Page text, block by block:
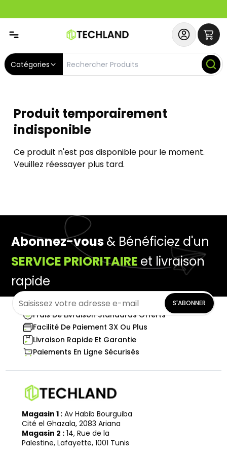
Catégories
Produit temporairement
indisponible
Ce produit n'est pas disponible pour le moment.
Veuillez réessayer plus tard.
Abonnez-vous& Bénéficiez d'un
SERVICE PRIORITAIRE et livraison
rapide
S'ABONNER
Frais De Livraison Standards Offerts
Facilité De Paiement 3X Ou Plus
Livraison Rapide Et Garantie
Paiements En Ligne Sécurisés
Magasin 1 : Av Habib Bourguiba
Cité el Ghazala, 2083 Ariana
Magasin 2 : 14, Rue de la
Palestine, Lafayette, 1001 Tunis